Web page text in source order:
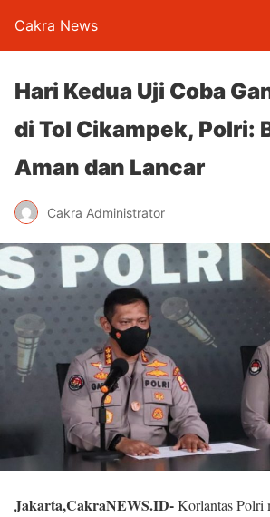
Cakra News
Hari Kedua Uji Coba
di Tol Cikampek, Polri:
Aman dan Lancar
Cakra Administrator
Jakarta,CakraNEWS.ID-Korlantas Polri